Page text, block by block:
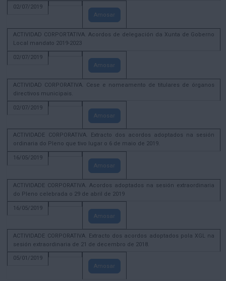
02/07/2019
Amosar
ACTIVIDAD CORPORTATIVA. Acordos de delegación da Xunta de Goberno
Local mandato 2019-2023
02/07/2019
Amosar
ACTIVIDAD CORPORATIVA. Cese e nomeamento de titulares de órganos
directivos municipais.
02/07/2019
Amosar
ACTIVIDADE CORPORATIVA. Extracto dos acordos adoptados na sesión
ordinaria do Pleno que tivo lugar o 6 de maio de 2019.
16/05/2019
Amosar
ACTIVIDADE CORPORATIVA. Acordos adoptados na sesión extraordinaria
do Pleno celebrada o 29 de abril de 2019
16/05/2019
Amosar
ACTIVIDADE CORPORATIVA. Extracto dos acordos adoptados pola XGL na
sesión extraordinaria de 21 de decembro de 2018.
05/01/2019
Amosar